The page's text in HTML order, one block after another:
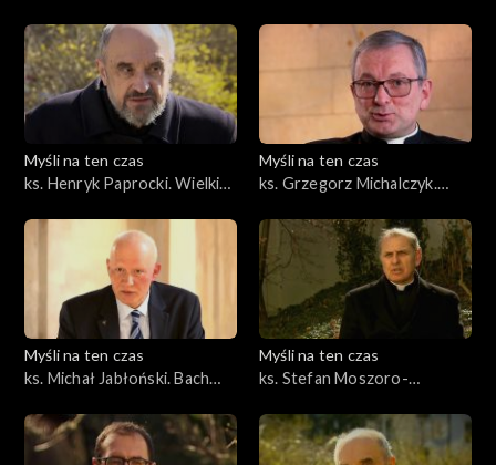
cz. 1
Myśli na ten czas
ks. Henryk Paprocki. Wielki
Dostojewskiego
Myśli na ten czas
ks. Grzegorz Michalczyk.
Myśli na ten czas
ks. Michał Jabłoński. Bach
Myśli na ten czas
ks. Stefan Moszoro-